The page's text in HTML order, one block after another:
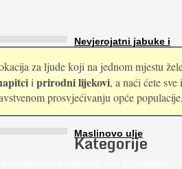
Nevjerojatni jabuke i
oči i živce, od kojih pati većina
jabuke ...
Maslinovo ulje
za ljude koji na jednom mjestu
iprirodni lijekovi, a naći ćete
prosvjećivanju opće
Kategorije